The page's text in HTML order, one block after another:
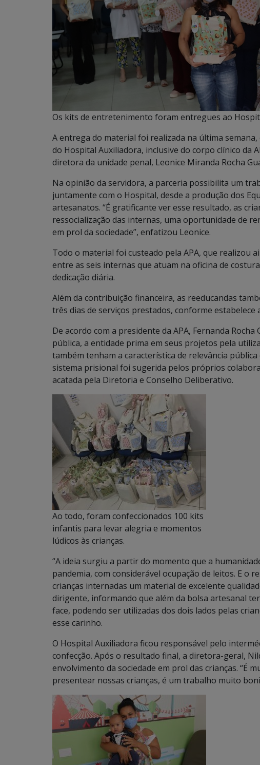
Os kits de entretenimento foram entregues ao
A entrega do material foi realizada na última
do Hospital Auxiliadora, inclusive do corpo clínico da
diretora da unidade penal, Leonice Miranda Rocha
Na opinião da servidora, a parceria possibilita um
juntamente com o Hospital, desde a produção dos
artesanatos. “É gratificante ver esse resultado, as
ressocialização das internas, uma oportunidade de
em prol da sociedade”, enfatizou Leonice.
Todo o material foi custeado pela APA, que realizou
entre as seis internas que atuam na oficina de
dedicação diária.
Além da contribuição financeira, as reeducandas
três dias de serviços prestados, conforme estabelece
De acordo com a presidente da APA, Fernanda
pública, a entidade prima em seus projetos pela
também tenham a característica de relevância
sistema prisional foi sugerida pelos próprios
acatada pela Diretoria e Conselho Deliberativo.
Ao todo, foram confeccionados 100 kits
infantis para levar alegria e momentos
lúdicos às crianças.
“A ideia surgiu a partir do momento que a
pandemia, com considerável ocupação de leitos. E o
crianças internadas um material de excelente
dirigente, informando que além da bolsa artesanal
face, podendo ser utilizadas dos dois lados pelas
esse carinho.
O Hospital Auxiliadora ficou responsável pelo
confecção. Após o resultado final, a diretora-geral,
envolvimento da sociedade em prol das crianças. “É
presentear nossas crianças, é um trabalho muito